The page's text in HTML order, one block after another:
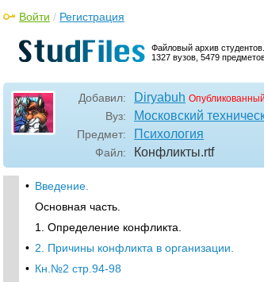
Файловый архив студентов.
1327 вузов, 5479
Войти / Регистрация
Добавил: Diryabuh
Вуз: Московский
Предмет: Психология
Файл: Конфликты.rtf
• Введение.
Основная часть.
1. Определение конфликта.
• 2. Причины конфликта в организации.
• Кн.№2 стр.94-98